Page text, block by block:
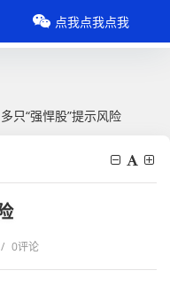
只“强悍股”提示风险
/ 0评论
点我点我点我